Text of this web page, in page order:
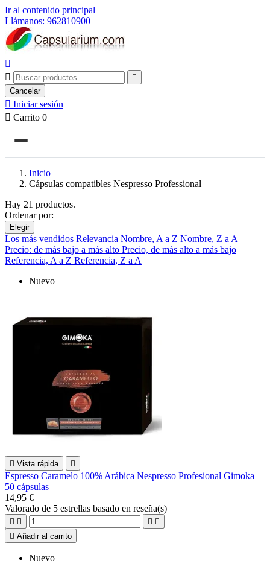
Ir al contenido principal
Llámanos: 962810900



Cancelar
 Iniciar sesión
 Carrito 0
Inicio
Cápsulas compatibles Nespresso Professional
Hay 21 productos.
Ordenar por:
Elegir
Los más vendidos Relevancia Nombre, A a Z Nombre, Z a A
Precio: de más bajo a más alto Precio, de más alto a más bajo
Referencia, A a Z Referencia, Z a A
Nuevo
 Vista rápida 
Espresso Caramelo 100% Arábica Nespresso Profesional Gimoka
50 cápsulas
14,95 €
Valorado de 5 estrellas basado en reseña(s)
   
 Añadir al carrito
Nuevo